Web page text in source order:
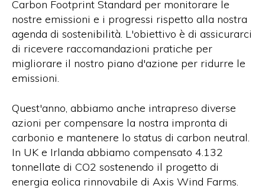
Carbon Footprint Standard per monitorare le
nostre emissioni e i progressi rispetto alla nostra
agenda di sostenibilità. L'obiettivo è di assicurarci
di ricevere raccomandazioni pratiche per
migliorare il nostro piano d'azione per ridurre le
emissioni.
Quest'anno, abbiamo anche intrapreso diverse
azioni per compensare la nostra impronta di
carbonio e mantenere lo status di carbon neutral.
In UK e Irlanda abbiamo compensato 4.132
tonnellate di CO2 sostenendo il progetto di
energia eolica rinnovabile di Axis Wind Farms.